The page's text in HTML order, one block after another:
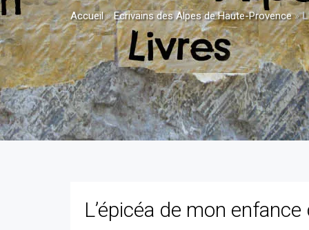
Accueil»Ecrivains des Alpes de Haute-Provence»
L’épicéa de mon